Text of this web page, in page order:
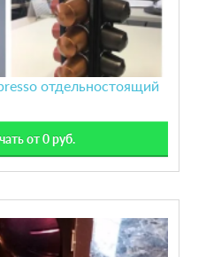
отдельностоящий
от 0 руб.